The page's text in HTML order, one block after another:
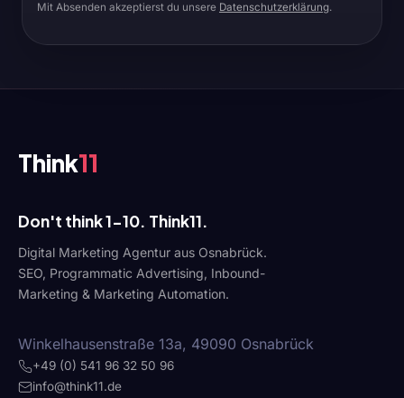
Mit Absenden akzeptierst du unsere Datenschutzerklärung.
Think11
Don't think 1-10. Think11.
Digital Marketing Agentur aus Osnabrück.
SEO, Programmatic Advertising, Inbound-
Marketing & Marketing Automation.
Winkelhausenstraße 13a, 49090 Osnabrück
+49 (0) 541 96 32 50 96
info@think11.de